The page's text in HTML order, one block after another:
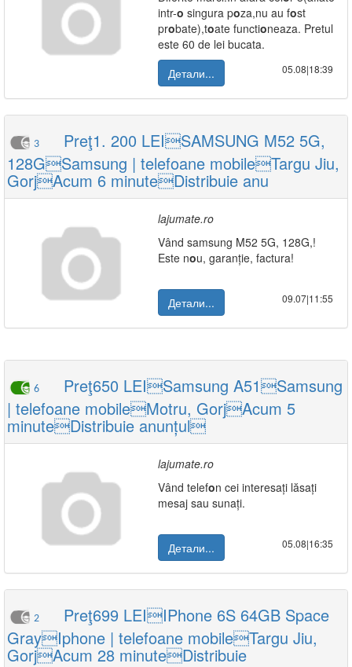
intr-o singura poza,nu au fost
probate),toate functioneaza. Pretul
este 60 de lei bucata.
Детали...
05.08|18:39
3
Preţ1. 200 LEISAMSUNG M52 5G,
128GSamsung | telefoane mobileTargu Jiu,
GorjAcum 6 minuteDistribuie anu
lajumate.ro
Vând samsung M52 5G, 128G,!
Este nou, garanție, factura!
Детали... 09.07|11:55
6
Preţ650 LEISamsung A51Samsung
| telefoane mobileMotru, GorjAcum 5
minuteDistribuie anunțul
lajumate.ro
Vând telefon cei interesați lăsați
mesaj sau sunați.
Детали... 05.08|16:35
2
Preţ699 LEIIPhone 6S 64GB Space
GrayIphone | telefoane mobileTargu Jiu,
GorjAcum 28 minuteDistribuie